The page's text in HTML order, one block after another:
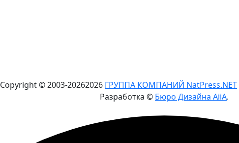
Copyright © 2003-20262026 ГРУППА КОМПАНИЙ NatPress.NET
Разработка © Бюро Дизайна AiiA.